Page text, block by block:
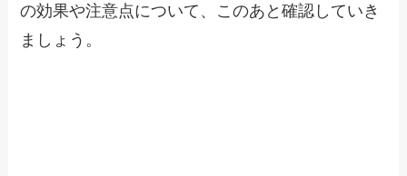
の効果や注意点について、このあと確認していき
ましょう。